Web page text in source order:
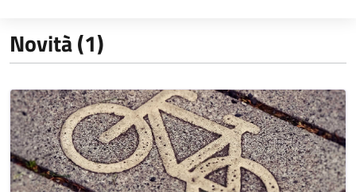
Novità (1)